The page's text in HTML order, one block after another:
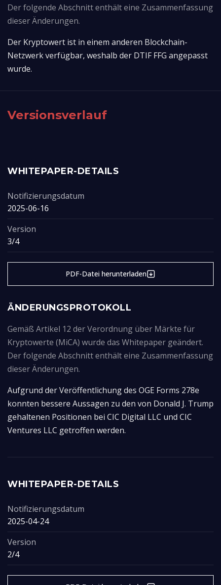
Der folgende Abschnitt enthält eine Zusammenfassung
dieser Änderungen.
Der Kryptowert ist in einem anderen Blockchain-
Netzwerk verfügbar, weshalb der DTIF FFG angepasst
wurde.
Versionsverlauf
WHITEPAPER-DETAILS
Notifizierungsdatum
2025-06-16
Version
3/4
PDF-Datei herunterladen
ÄNDERUNGSPROTOKOLL
Gemäß Artikel 12 der Verordnung über Märkte für
Kryptowerte (MiCA) wurde das Whitepaper geändert.
Der folgende Abschnitt enthält eine Zusammenfassung
dieser Änderungen.
Aufgrund der Veröffentlichung des OGE Forms 278e
konnten bessere Aussagen zu den von Donald J. Trump
gehaltenen Positionen bei CIC Digital LLC und CIC
Ventures LLC getroffen werden.
WHITEPAPER-DETAILS
Notifizierungsdatum
2025-04-24
Version
2/4